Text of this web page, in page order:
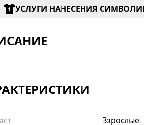
УСЛУГИ НАНЕСЕНИЯ
Взрослые